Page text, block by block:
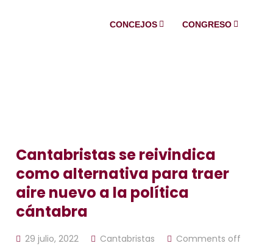
CONCEJOS CONGRESO
Cantabristas se reivindica
como alternativa para traer
aire nuevo a la política
cántabra
29 julio, 2022 Cantabristas Comments off